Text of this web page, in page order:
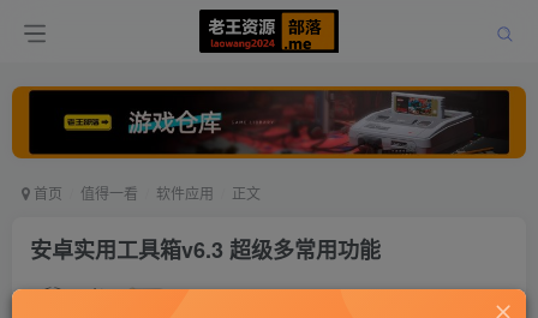
首页 值得一看 软件应用 正文
安卓实用工具箱v6.3 超级多常用功能
老王 打赏